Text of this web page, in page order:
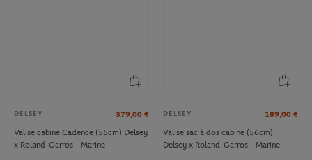
DELSEY 379,00 €
Valise cabine Cadence (55cm) Delsey
x Roland-Garros - Marine
DELSEY 189,00 €
Valise sac à dos cabine (56cm)
Delsey x Roland-Garros - Marine